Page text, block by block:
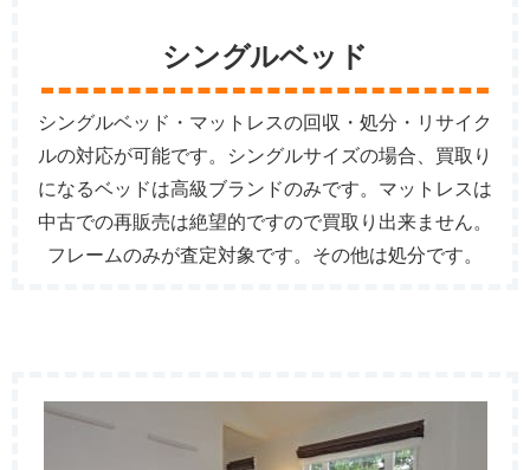
シングルベッド
シングルベッド・マットレスの回収・処分・リサイク
ルの対応が可能です。シングルサイズの場合、買取り
になるベッドは高級ブランドのみです。マットレスは
中古での再販売は絶望的ですので買取り出来ません。
フレームのみが査定対象です。その他は処分です。